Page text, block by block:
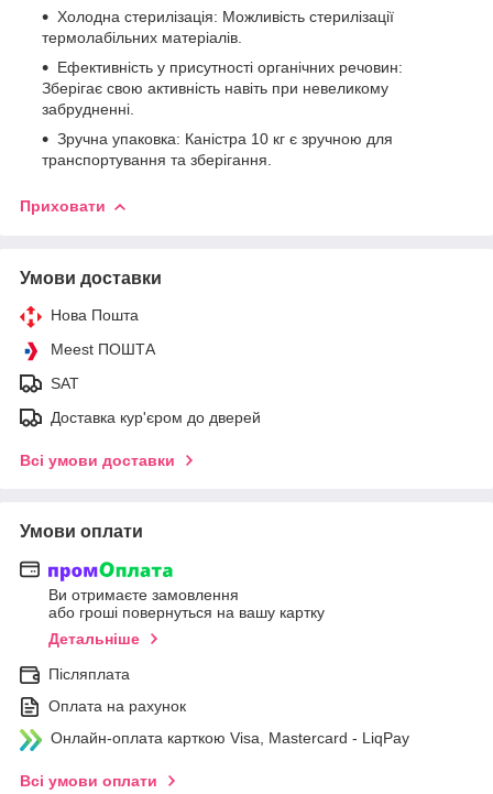
Холодна стерилізація: Можливість стерилізації
термолабільних матеріалів.
Ефективність у присутності органічних речовин:
Зберігає свою активність навіть при невеликому
забрудненні.
Зручна упаковка: Каністра 10 кг є зручною для
транспортування та зберігання.
Приховати
Умови доставки
Нова Пошта
Meest ПОШТА
SAT
Доставка кур'єром до дверей
Всі умови доставки
Умови оплати
Ви отримаєте замовлення
або гроші повернуться на вашу картку
Детальніше
Післяплата
Оплата на рахунок
Онлайн-оплата карткою Visa, Mastercard - LiqPay
Всі умови оплати